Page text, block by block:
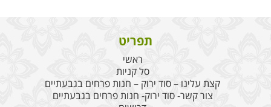
תפריט
ראשי
סל קניות
קצת עלינו – סוד ירוק – חנות פרחים בגבעתיים
צור קשר- סוד ירוק- חנות פרחים בגבעתיים